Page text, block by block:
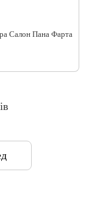
Салон Пана Фарта